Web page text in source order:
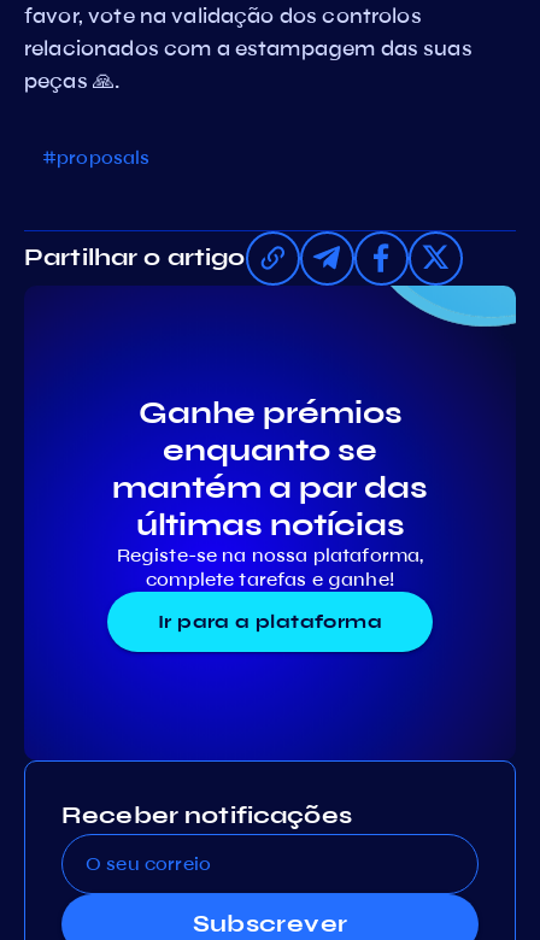
favor, vote na validação dos controlos
relacionados com a estampagem das suas
peças 🙏.
#proposals
Partilhar o artigo
Ganhe prémios
enquanto se
mantém a par das
últimas notícias
Registe-se na nossa plataforma,
complete tarefas e ganhe!
Ir para a plataforma
Receber notificações
Subscrever